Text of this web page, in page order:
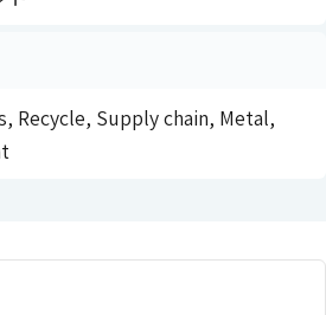
Recycle, Supply chain, Metal,